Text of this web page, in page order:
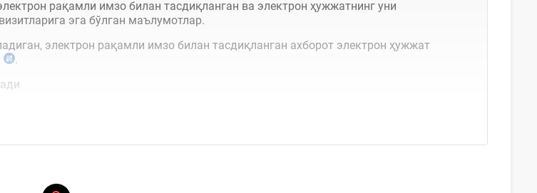
рақамли имзо билан тасдиқланган ва электрон ҳужжатнинг уни
эга бўлган маълумотлар.
электрон рақамли имзо билан тасдиқланган ахборот электрон ҳужжат
.